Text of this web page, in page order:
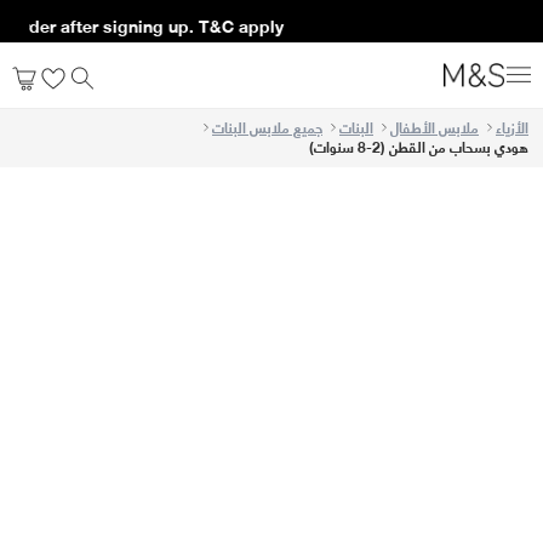
after signing up. T&C apply*
الأزياء ملابس الأطفال البنات جميع ملابس البنات
هودي بسحاب من القطن (2-8 سنوات)